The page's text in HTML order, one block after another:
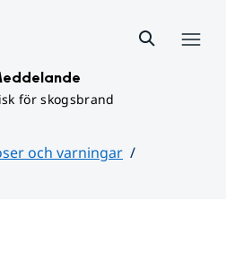
för skogsbrand
och varningar